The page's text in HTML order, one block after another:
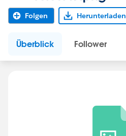
Folgen Herunterladen
Überblick Follower